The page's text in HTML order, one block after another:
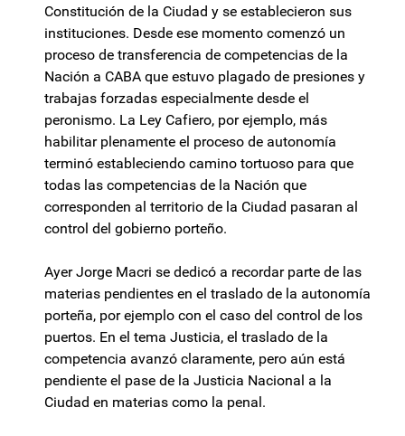
Constitución de la Ciudad y se establecieron sus
instituciones. Desde ese momento comenzó un
proceso de transferencia de competencias de la
Nación a CABA que estuvo plagado de presiones y
trabajas forzadas especialmente desde el
peronismo. La Ley Cafiero, por ejemplo, más
habilitar plenamente el proceso de autonomía
terminó estableciendo camino tortuoso para que
todas las competencias de la Nación que
corresponden al territorio de la Ciudad pasaran al
control del gobierno porteño.
Ayer Jorge Macri se dedicó a recordar parte de las
materias pendientes en el traslado de la autonomía
porteña, por ejemplo con el caso del control de los
puertos. En el tema Justicia, el traslado de la
competencia avanzó claramente, pero aún está
pendiente el pase de la Justicia Nacional a la
Ciudad en materias como la penal.